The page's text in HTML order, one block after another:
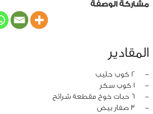
مشاركة الوصفة
المقادير
‏-
2 كوب حليب
‏-
1 كوب سكر
‏-
6 حبات خوخ مقطعة شرائح
‏-
3 صفار بيض